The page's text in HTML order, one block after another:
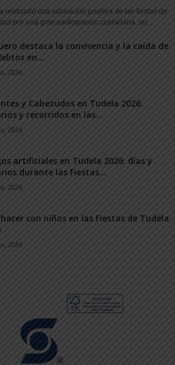
realizado una valoración positiva de las fiestas de
por una gran participación ciudadana, un...
destaca la convivencia y la caída de
en...
2026
y Cabezudos en Tudela 2026:
y recorridos en las...
2026
artificiales en Tudela 2026: días y
durante las Fiestas...
2026
con niños en las Fiestas de Tudela
2026